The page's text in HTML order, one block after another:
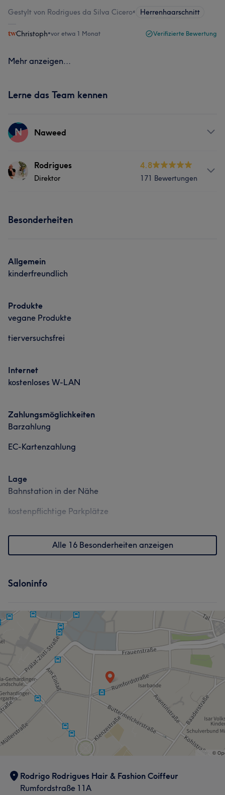
Gestylt von Rodrigues da Silva Cicero• Herrenhaarschnitt
Christoph•vor etwa 1 Monat Verifizierte Bewertung
Mehr anzeigen...
Lerne das Team kennen
N Naweed
ServicesRodrigues
Direktor
4.8
171 Bewertungen
Portfolio
Besonderheiten
Allgemein
kinderfreundlich
Produkte
vegane Produkte
tierversuchsfrei
Internet
kostenloses W-LAN
Zahlungsmöglichkeiten
Barzahlung
EC-Kartenzahlung
Lage
Bahnstation in der Nähe
kostenpflichtige Parkplätze
Alle 16 Besonderheiten anzeigen
Saloninfo
Rodrigo Rodrigues Hair & Fashion Coiffeur
Rumfordstraße 11A